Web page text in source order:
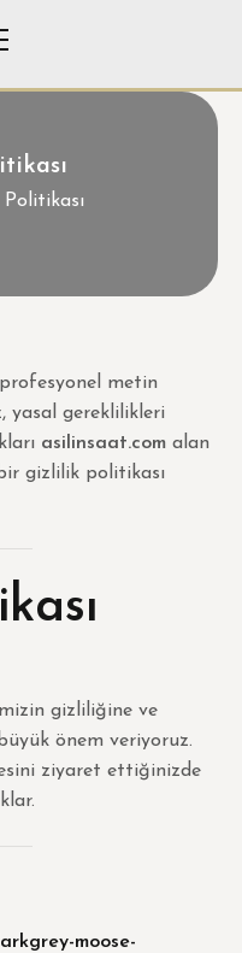
metin
yasal gereklilikleri
asilinsaat.com alan
gizlilik politikası
gizliliğine ve
önem veriyoruz.
ziyaret ettiğinizde
moose-